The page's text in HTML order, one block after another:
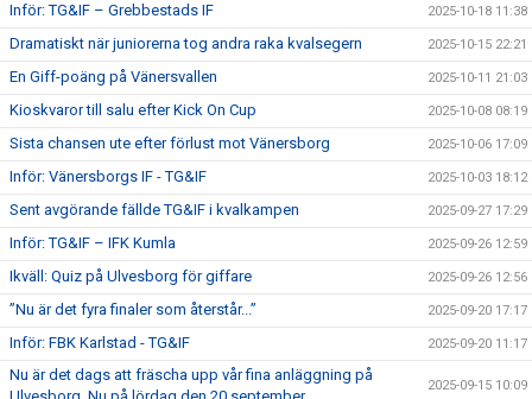
Inför: TG&IF – Grebbestads IF 2025-10-18 11:38
Dramatiskt när juniorerna tog andra raka kvalsegern 2025-10-15 22:21
En Giff-poäng på Vänersvallen 2025-10-11 21:03
Kioskvaror till salu efter Kick On Cup 2025-10-08 08:19
Sista chansen ute efter förlust mot Vänersborg 2025-10-06 17:09
Inför: Vänersborgs IF - TG&IF 2025-10-03 18:12
Sent avgörande fällde TG&IF i kvalkampen 2025-09-27 17:29
Inför: TG&IF – IFK Kumla 2025-09-26 12:59
Ikväll: Quiz på Ulvesborg för giffare 2025-09-26 12:56
”Nu är det fyra finaler som återstår...” 2025-09-20 17:17
Inför: FBK Karlstad - TG&IF 2025-09-20 11:17
Nu är det dags att fräscha upp vår fina anläggning på
2025-09-15 10:09